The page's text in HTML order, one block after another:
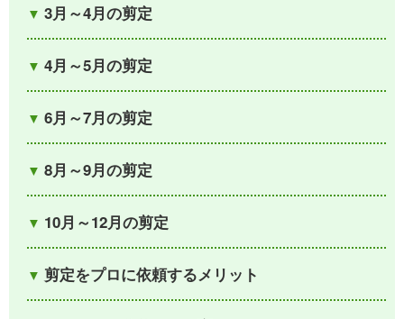
3月～4月の剪定
4月～5月の剪定
6月～7月の剪定
8月～9月の剪定
10月～12月の剪定
剪定をプロに依頼するメリット